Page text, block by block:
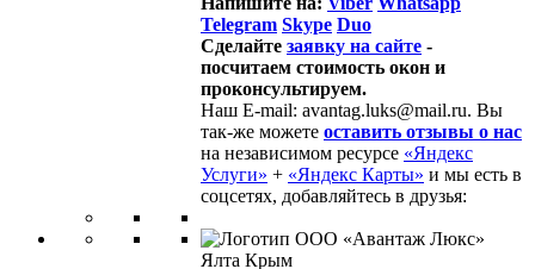
Telegram Skype Duo
Сделайте заявку на сайте -
посчитаем стоимость окон и
проконсультируем.
Наш E-mail: avantag.luks@mail.ru. Вы
так-же можете оставить отзывы о нас
на независимом ресурсе «Яндекс
Услуги» + «Яндекс Карты» и мы есть в
соцсетях, добавляйтесь в друзья: